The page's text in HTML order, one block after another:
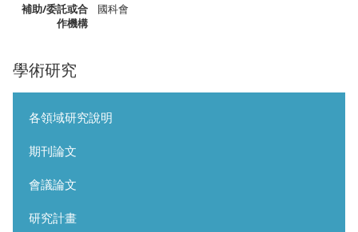
學術研究
各領域研究說明
期刊論文
會議論文
研究計畫
補助/委託或合
作機構
國科會